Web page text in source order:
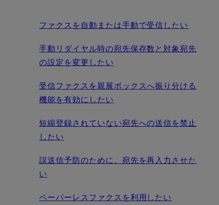
ファクスを自動または手動で受信したい
手動リダイヤル時の宛先保存数と対象宛先
の設定を変更したい
受信ファクスを親展ボックスへ振り分ける
機能を有効にしたい
短縮登録されていない宛先への送信を禁止
したい
誤送信予防のために、宛先を再入力させた
い
ペーパーレスファクスを利用したい